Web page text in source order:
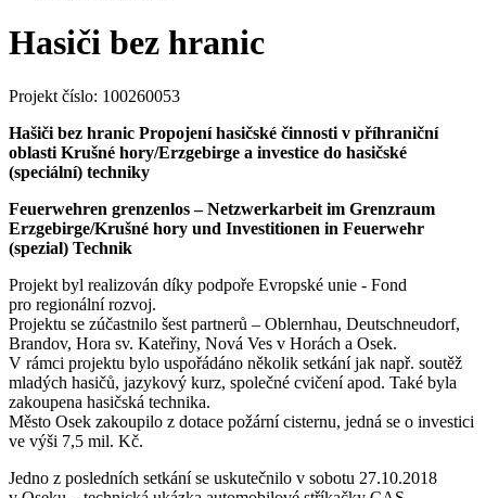
Hasiči bez hranic
Projekt číslo: 100260053
Hašiči bez hranic Propojení hasičské činnosti v příhraniční
oblasti Krušné hory/Erzgebirge a investice do hasičské
(speciální) techniky
Feuerwehren grenzenlos – Netzwerkarbeit im Grenzraum
Erzgebirge/Krušné hory und Investitionen in Feuerwehr
(spezial) Technik
Projekt byl realizován díky podpoře Evropské unie - Fond
pro regionální rozvoj.
Projektu se zúčastnilo šest partnerů – Oblernhau, Deutschneudorf,
Brandov, Hora sv. Kateřiny, Nová Ves v Horách a Osek.
V rámci projektu bylo uspořádáno několik setkání jak např. soutěž
mladých hasičů, jazykový kurz, společné cvičení apod. Také byla
zakoupena hasičská technika.
Město Osek zakoupilo z dotace požární cisternu, jedná se o investici
ve výši 7,5 mil. Kč.
Jedno z posledních setkání se uskutečnilo v sobotu 27.10.2018